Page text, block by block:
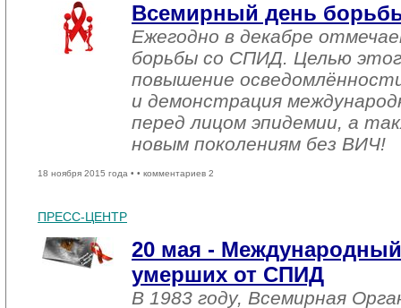
Всемирный день
Ежегодно в декабре
борьбы со СПИД. Целью
повышение
и демонстрация
перед лицом эпидемии, а
новым поколениям без ВИЧ!
18 ноября 2015 года • • комментариев 2
ПРЕСС-ЦЕНТР
20 мая -
умерших от СПИД
В 1983 году, Всемирная